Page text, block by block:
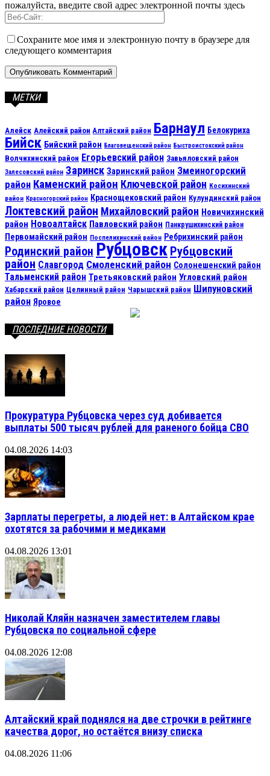
пожалуйста, введите свой адрес электронной почты здесь
Сохраните мое имя и электронную почту в браузере для
следующего комментария
МЕТКИ
Алейск Алейский район Алтайский район Барнаул Белокуриха
Бийск Бийский район Благовещенский район Быстроистокский район
Волчихинский район Егорьевский район Завьяловский район
Залесовский район Заринск Заринский район Змеиногорский
район Каменский район Ключевской район Косихинский
район Красногорский район Краснощековский район Кулундинский район
Локтевский район Михайловский район Новичихинский
район Новоалтайск Павловский район Панкрушихинский район
Первомайский район Поспелихинский район Ребрихинский район
Родинский район Рубцовск Рубцовский
район Славгород Смоленский район Солонешенский район
Тальменский район Третьяковский район Угловский район
Хабарский район Целинный район Чарышский район Шипуновский
район Яровое
ПОСЛЕДНИЕ НОВОСТИ
Прокуратура Рубцовска через суд добивается
выплаты 500 тысяч рублей для раненого бойца СВО
04.08.2026 14:03
Зарплаты перегреты, а людей нет: в Алтайском крае
охотятся за рабочими и медиками
04.08.2026 13:01
Николай Кляйн назначен заместителем главы
Рубцовска по социальной сфере
04.08.2026 12:08
Алтайский край поднялся на две строчки в рейтинге
качества дорог, но остаётся внизу списка
04.08.2026 11:06